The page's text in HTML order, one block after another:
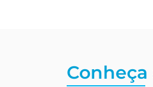
Conheça